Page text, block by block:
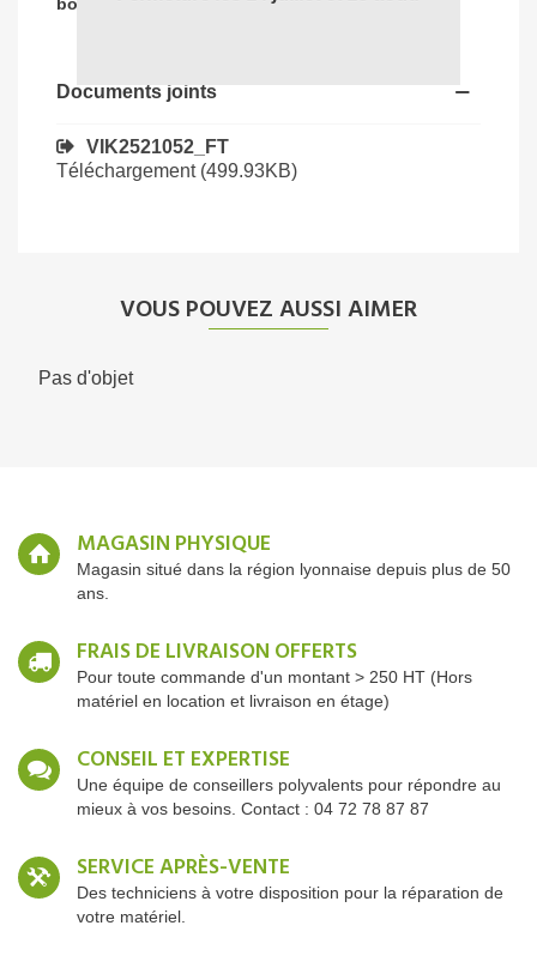
Documents joints
VIK2521052_FT
Téléchargement (499.93KB)
VOUS POUVEZ AUSSI AIMER
Pas d'objet
MAGASIN PHYSIQUE
Magasin situé dans la région lyonnaise depuis plus de 50
ans.
FRAIS DE LIVRAISON OFFERTS
Pour toute commande d'un montant > 250 HT (Hors
matériel en location et livraison en étage)
CONSEIL ET EXPERTISE
Une équipe de conseillers polyvalents pour répondre au
mieux à vos besoins. Contact : 04 72 78 87 87
SERVICE APRÈS-VENTE
Des techniciens à votre disposition pour la réparation de
votre matériel.